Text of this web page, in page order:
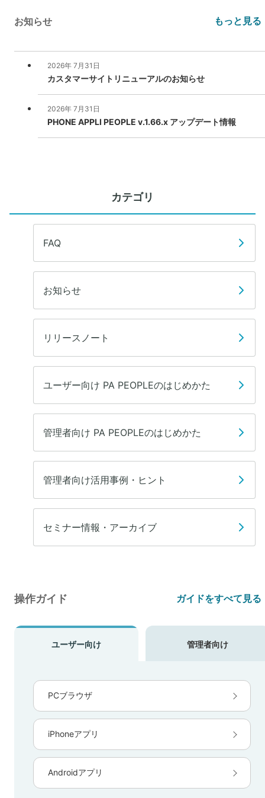
カテゴリ
FAQ
お知らせ
リリースノート
ユーザー向け PA PEOPLEのはじめかた
管理者向け PA PEOPLEのはじめかた
管理者向け活用事例・ヒント
セミナー情報・アーカイブ